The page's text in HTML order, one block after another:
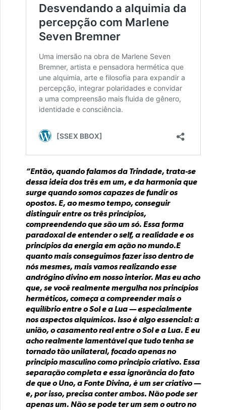
“Então, quando falamos da Trindade, trata-se
dessa ideia dos três em um, e da harmonia que
surge quando somos capazes de fundir os
opostos. E, ao mesmo tempo, conseguir
distinguir entre os três princípios,
compreendendo que são um só. Essa forma
paradoxal de entender o self, a realidade e os
princípios da energia em ação no mundo.E
quanto mais conseguimos fazer isso dentro de
nós mesmes, mais vamos realizando esse
andrógino divino em nosso interior. Mas eu acho
que, se você realmente mergulha nos princípios
herméticos, começa a compreender mais o
equilíbrio entre o Sol e a Lua — especialmente
nos aspectos alquímicos. Isso é algo essencial: a
união, o casamento real entre o Sol e a Lua. E eu
acho realmente lamentável que tudo tenha se
tornado tão unilateral, focado apenas no
princípio masculino como princípio criativo. Essa
separação completa e essa ignorância do fato
de que o Uno, a Fonte Divina, é um ser criativo —
e, por isso, precisa conter ambos. Não pode ser
apenas um. Não se pode ter um sem o outro no